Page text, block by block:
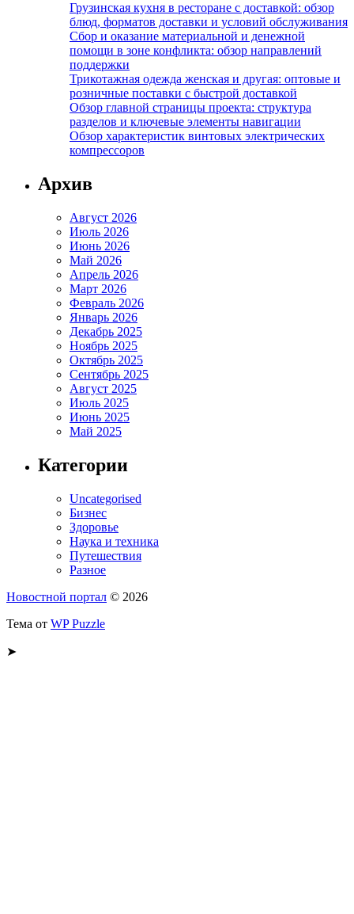
Грузинская кухня в ресторане с доставкой: обзор
блюд, форматов доставки и условий обслуживания
Сбор и оказание материальной и денежной
помощи в зоне конфликта: обзор направлений
поддержки
Трикотажная одежда женская и другая: оптовые и
розничные поставки с быстрой доставкой
Обзор главной страницы проекта: структура
разделов и ключевые элементы навигации
Обзор характеристик винтовых электрических
компрессоров
Архив
Август 2026
Июль 2026
Июнь 2026
Май 2026
Апрель 2026
Март 2026
Февраль 2026
Январь 2026
Декабрь 2025
Ноябрь 2025
Октябрь 2025
Сентябрь 2025
Август 2025
Июль 2025
Июнь 2025
Май 2025
Категории
Uncategorised
Бизнес
Здоровье
Наука и техника
Путешествия
Разное
Новостной портал © 2026
Тема от WP Puzzle
➤